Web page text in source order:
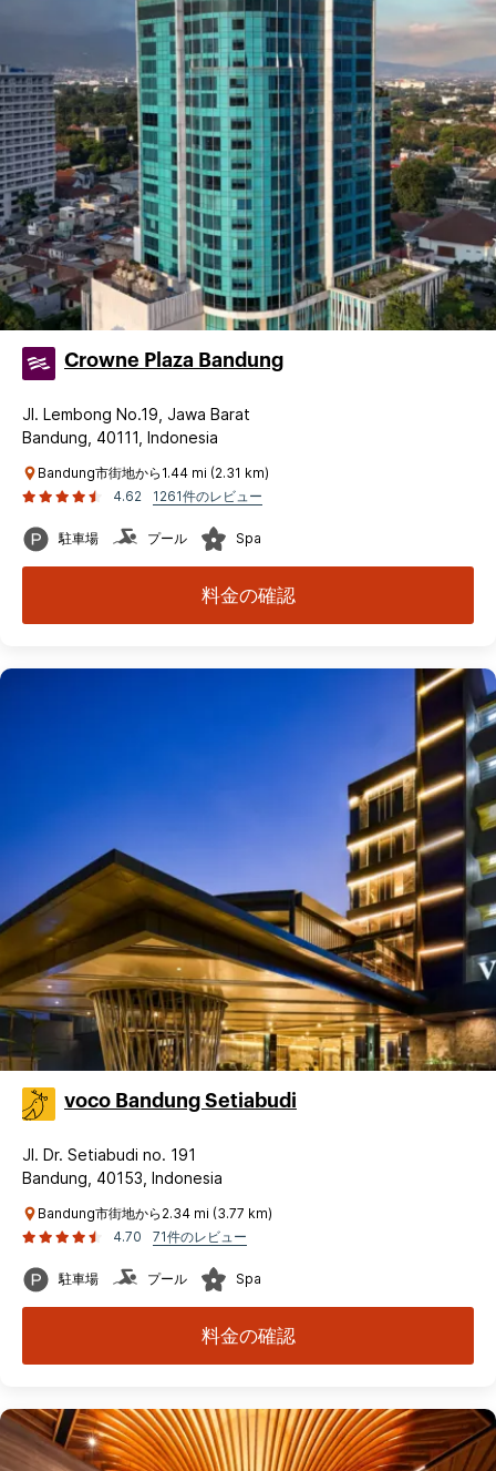
Crowne Plaza Bandung
Jl. Lembong No.19, Jawa Barat
Bandung, 40111, Indonesia
Bandung市街地から1.44 mi (2.31 km)
4.62
1261件のレビュー
駐車場 プール Spa
料金の確認
voco Bandung Setiabudi
Jl. Dr. Setiabudi no. 191
Bandung, 40153, Indonesia
Bandung市街地から2.34 mi (3.77 km)
4.70
71件のレビュー
駐車場 プール Spa
料金の確認